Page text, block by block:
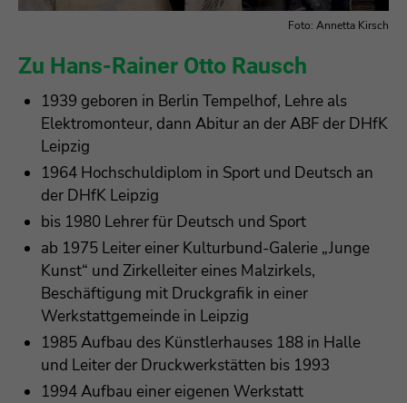
Foto: Annetta Kirsch
Zu Hans-Rainer Otto Rausch
1939 geboren in Berlin Tempelhof, Lehre als
Elektromonteur, dann Abitur an der ABF der DHfK
Leipzig
1964 Hochschuldiplom in Sport und Deutsch an
der DHfK Leipzig
bis 1980 Lehrer für Deutsch und Sport
ab 1975 Leiter einer Kulturbund-Galerie „Junge
Kunst“ und Zirkelleiter eines Malzirkels,
Beschäftigung mit Druckgrafik in einer
Werkstattgemeinde in Leipzig
1985 Aufbau des Künstlerhauses 188 in Halle
und Leiter der Druckwerkstätten bis 1993
1994 Aufbau einer eigenen Werkstatt